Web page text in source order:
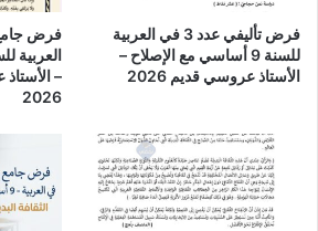
فرض تأليفي عدد 3 في العربية
للسنة 9 أساسي مع الإصلاح –
الأستاذ عروسي قديم 2026
فرض جامع
2026